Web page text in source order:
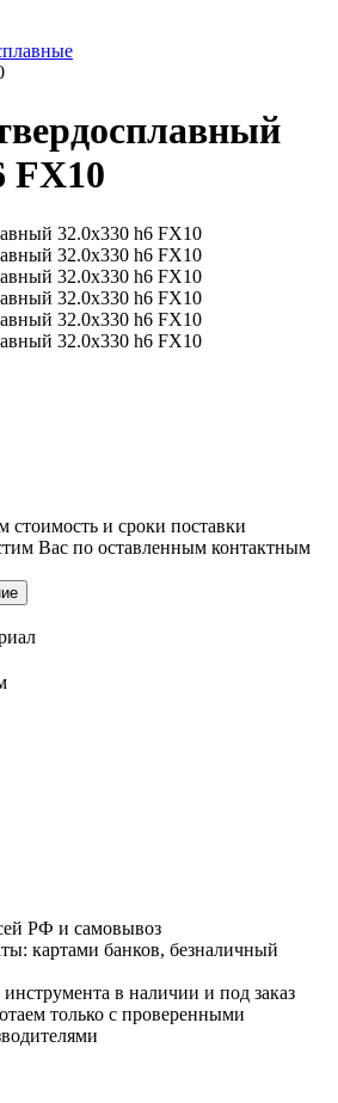
FX10
стоимость и сроки поставки
Вас по оставленным контактным
РФ и самовывоз
картами банков, безналичный
в наличии и под заказ
только с проверенными